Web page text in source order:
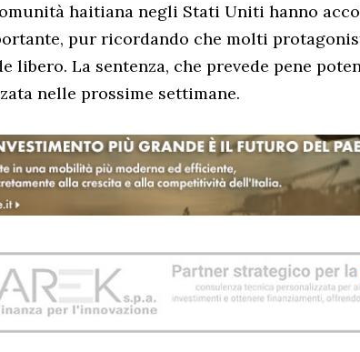
haitiana negli Stati Uniti hanno
pur ricordando che molti
libero. La sentenza, che prevede pene
nelle prossime settimane.